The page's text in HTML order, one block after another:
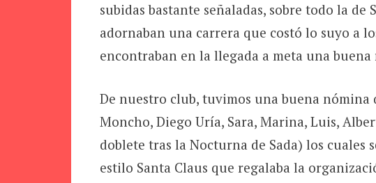
subidas bastante señaladas, sobre todo la
adornaban una carrera que costó lo suyo a
encontraban en la llegada a meta una buena
De nuestro club, tuvimos una buena
Moncho, Diego Uría, Sara, Marina, Luis,
doblete tras la Nocturna de Sada) los
estilo Santa Claus que regalaba la